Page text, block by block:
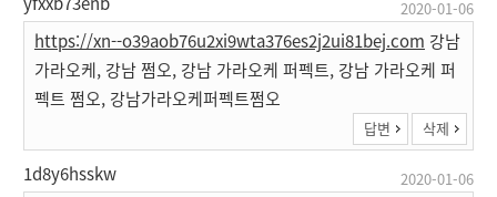
2020-01-06
https://xn--o39aob76u2xi9wta376es2j2ui81bej.com 강남
가라오케, 강남 쩜오, 강남 가라오케 퍼펙트, 강남 가라오케 퍼
펙트 쩜오, 강남가라오케퍼펙트쩜오
답변 삭제
1d8y6hsskw 2020-01-06